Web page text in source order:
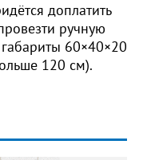
доплатить
ручную
60×40×20
120 см).